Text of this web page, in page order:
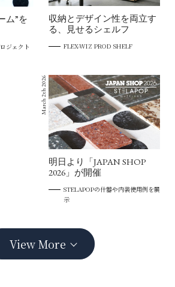
収納とデザイン性を両立す
る、見せるシェルフ
FLEX-WIZ PROD SHELF
ム”を
ジェクト
March 2th 2026
明日より「JAPAN SHOP
2026」が開催
STELAPOPの什器や内装使用例を展
示
View More